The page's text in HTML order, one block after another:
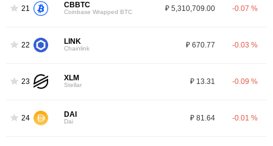
21 CBBTC
Coinbase Wrapped BTC ₽ 5,310,709.00 -0.07 %
22 LINK
Chainlink ₽ 670.77 -0.03 %
23 XLM
Stellar ₽ 13.31 -0.09 %
24 DAI
Dai ₽ 81.64 -0.01 %